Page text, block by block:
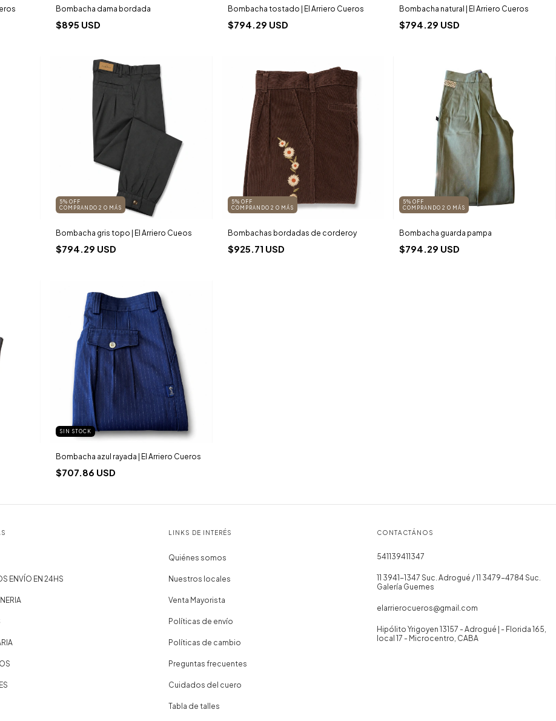
Bombacha dama bordada
$895 USD
Bombacha tostado | El Arriero Cueros
$794.29 USD
Bombacha natural | El Arriero Cueros
$794.29 USD
5% OFF
COMPRANDO 2 O MÁS
Bombacha gris topo | El Arriero Cueos
$794.29 USD
5% OFF
COMPRANDO 2 O MÁS
Bombachas bordadas de corderoy
$925.71 USD
5% OFF
COMPRANDO 2 O MÁS
Bombacha guarda pampa
$794.29 USD
SIN STOCK
Bombacha azul rayada | El Arriero Cueros
$707.86 USD
ENVÍO EN 24HS
LINKS DE INTERÉS
Quiénes somos
Nuestros locales
Venta Mayorista
Políticas de envío
Políticas de cambio
Preguntas frecuentes
Cuidados del cuero
Tabla de talles
CONTACTÁNOS
541139411347
11 3941-1347 Suc. Adrogué / 11 3479-4784 Suc.
Galería Guemes
elarrierocueros@gmail.com
Hipólito Yrigoyen 13157 - Adrogué | - Florida 165,
local 17 - Microcentro, CABA